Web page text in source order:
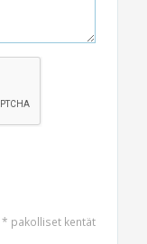
* pakolliset kentät